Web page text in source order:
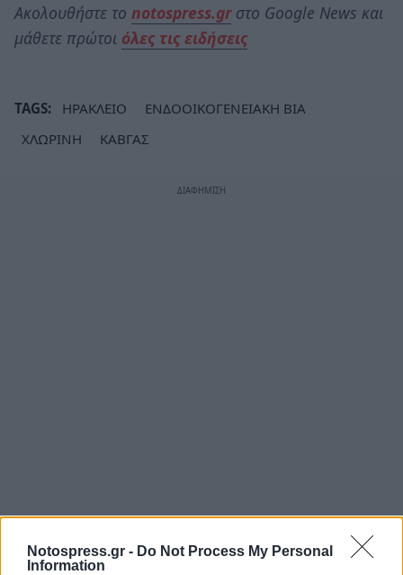
Notospress.gr - Do Not Process My Personal
Information
Ακολουθήστε το notospress.grστο Google News και
μάθετε πρώτοι όλες τις ειδήσεις
TAGS: ΗΡΑΚΛΕΙΟ
ΕΝΔΟΟΙΚΟΓΕΝΕΙΑΚΗ ΒΙΑ
ΧΛΩΡΙΝΗ
ΚΑΒΓΑΣ